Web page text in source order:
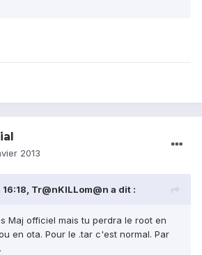
2013
16:18, Tr@nKILLom@n a dit :
Maj officiel mais tu perdra le root en
en ota. Pour le .tar c'est normal. Par